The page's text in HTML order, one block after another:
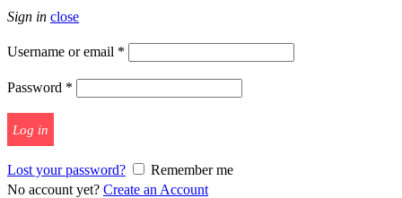
Sign in close
Username or email *
Password *
Log in
Lost your password?
Remember me
No account yet? Create an Account